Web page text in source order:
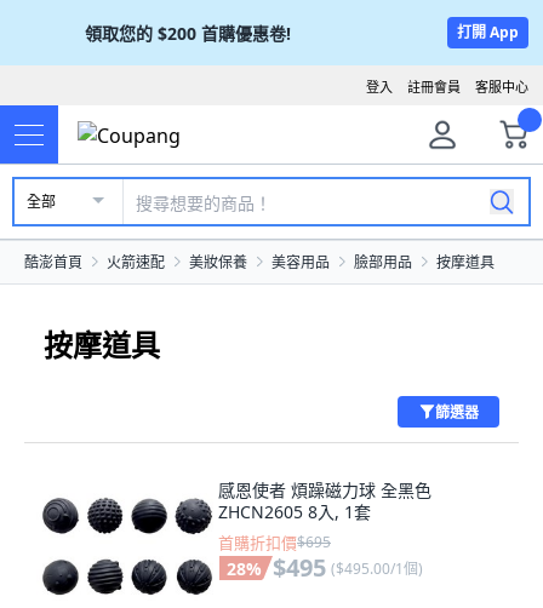
領取您的 $200 首購優惠卷! 打開 App
客服中心
註冊會員
登入
全部
酷澎首頁 火箭速配 美妝保養 美容用品 臉部用品 按摩道具
按摩道具
篩選器
感恩使者 煩躁磁力球 全黑色
ZHCN2605 8入, 1套
首購折扣價$695
28% $495 ($495.00/1個)